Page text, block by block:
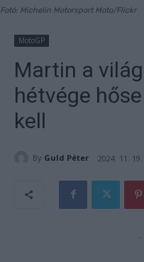
Fotó: Michelin Motorsport Moto/Flickr
MotoGP
Martin a
hétvége
kell
By Guld Péter 2024. 11. 19.
-